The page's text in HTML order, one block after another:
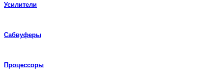
Усилители
Сабвуферы
Процессоры